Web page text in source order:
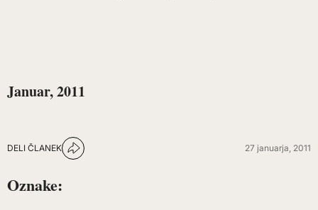
Januar, 2011
DELI ČLANEK 27 januarja, 2011
Oznake: